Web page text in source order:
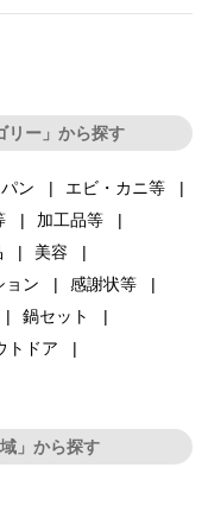
リー」から探す
ン
エビ・カニ等
加工品等
美容
ョン
感謝状等
鍋セット
トドア
」から探す